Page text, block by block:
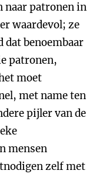
naar patronen in
waardevol; ze
dat benoembaar
patronen,
moet
met name ten
pijler van de
mensen
zelf met